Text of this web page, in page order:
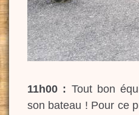
11h00 : Tout bon
son bateau ! Pour ce